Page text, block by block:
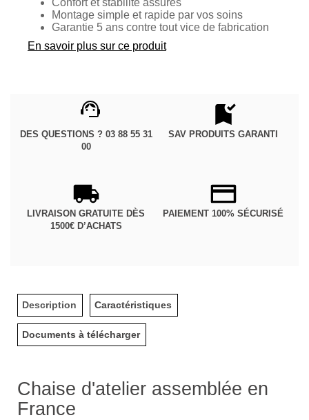
Montage simple et rapide par vos soins
Garantie 5 ans contre tout vice de fabrication
En savoir plus sur ce produit
DES QUESTIONS ? 03 88 55 31
00
SAV PRODUITS GARANTI
LIVRAISON GRATUITE DÈS
1500€ D’ACHATS
PAIEMENT 100% SÉCURISÉ
Description Caractéristiques
Documents à télécharger
Chaise d'atelier assemblée en
France